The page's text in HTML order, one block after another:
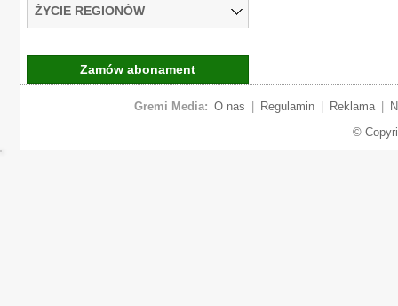
ŻYCIE REGIONÓW
Zamów abonament
Gremi Media: O nas Regulamin Reklama
©